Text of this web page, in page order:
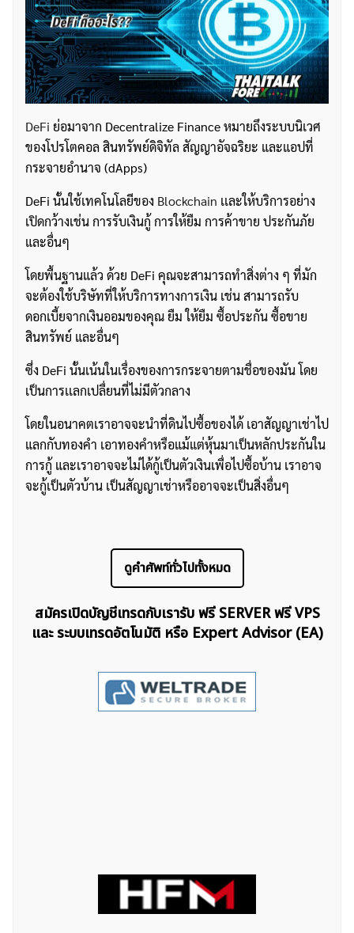
DeFi ย่อมาจาก Decentralize Finance หมายถึงระบบนิเวศ
ของโปรโตคอล สินทรัพย์ดิจิทัล สัญญาอัจฉริยะ และแอปที่
กระจายอำนาจ (dApps)
DeFi นั้นใช้เทคโนโลยีของ Blockchain เเละให้บริการอย่าง
เปิดกว้างเช่น การรับเงินกู้ การให้ยืม การค้าขาย ประกันภัย
และอื่นๆ
โดยพื้นฐานแล้ว ด้วย DeFi คุณจะสามารถทำสิ่งต่าง ๆ ที่มัก
จะต้องใช้บริษัทที่ให้บริการทางการเงิน เช่น สามารถรับ
ดอกเบี้ยจากเงินออมของคุณ ยืม ให้ยืม ซื้อประกัน ซื้อขาย
สินทรัพย์ และอื่นๆ
ซึ่ง DeFi นั้นเน้นในเรื่องของการกระจายตามชื่อของมัน โดย
เป็นการเเลกเปลื่ยนที่ไม่มีตัวกลาง
โดยในอนาคตเราอาจจะนำที่ดินไปซื้อของได้ เอาสัญญาเช่าไป
แลกกับทองคำ เอาทองคำหรือแม้แต่หุ้นมาเป็นหลักประกันใน
การกู้ และเราอาจจะไม่ได้กู้เป็นตัวเงินเพื่อไปซื้อบ้าน เราอาจ
จะกู้เป็นตัวบ้าน เป็นสัญญาเช่าหรืออาจจะเป็นสิ่งอื่นๆ
ดูคำศัพท์ทั่วไปทั้งหมด
สมัครเปิดบัญชีเทรดกับเรารับ ฟรี SERVER ฟรี VPS
และ ระบบเทรดอัตโนมัติ หรือ Expert Advisor (EA)